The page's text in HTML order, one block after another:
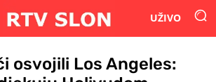
UŽIVO
osvojili Los Angeles: